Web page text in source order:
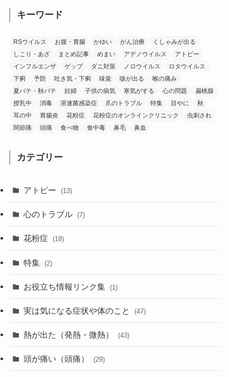
キーワード
RSウイルス お腹・胃腸 かゆい がん治療
くしゃみが出る
しこり・あざ
まとめ記事 めまい アデノウイルス
アトピー
インフルエンザ
ゲップ ダニ対策 ノロウイルス
ロタウイルス
下痢
予防 吐き気・下痢 味覚 咳が出る
喉の痛み
夏バテ・秋バテ
妊婦 子供の病気 寒気がする 心の問題
扁桃腺
授乳中
消毒 溶連菌感染症 爪のトラブル 特集 目やに
秋
耳の中
胃腸炎 花粉症 花粉症のオンラインクリニック
虫刺され
関節痛
頭痛 食べ物 食中毒 鼻毛 鼻血
カテゴリー
アトピー (13)
心のトラブル (7)
花粉症 (18)
特集 (2)
お役立ち情報リンク集 (1)
実は気になる症状や体のこと (47)
熱が出た（発熱・微熱） (43)
頭が痛い（頭痛） (29)